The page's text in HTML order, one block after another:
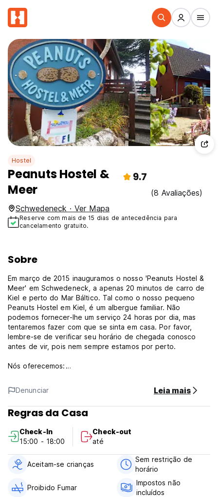
Hostel
Peanuts Hostel &
Meer
9.7
(8 Avaliações)
Schwedeneck · Ver Mapa
Reserve com mais de 15 dias de antecedência para
cancelamento gratuito.
Sobre
Em março de 2015 inauguramos o nosso 'Peanuts Hostel &
Meer' em Schwedeneck, a apenas 20 minutos de carro de
Kiel e perto do Mar Báltico. Tal como o nosso pequeno
Peanuts Hostel em Kiel, é um albergue familiar. Não
podemos fornecer-lhe um serviço 24 horas por dia, mas
tentaremos fazer com que se sinta em casa. Por favor,
lembre-se de verificar seu horário de chegada conosco
antes de vir, pois nem sempre estamos por perto.
Nós oferecemos:
-sala comum com livros e jogos, mas sem TV!
-'cestas de café da manhã' para fazer seu próprio café da
manhã mediante solicitação
-'alimentos de emergência', como massas, cereais,
-jardim com rede e churrasqueira
- Vista mar e brisa marítima
Entre Kiel e Eckernförde você está convidado a descobrir
Schwedeneck com sua linda paisagem e o mar sempre por
perto. Aqui ainda pode encontrar um local remoto para si e
também atividades à beira-mar, como mergulho ou surf.
Denunciar Leia mais
Regras da Casa
Check-In
15:00 - 18:00
Check-out
até
Aceitam-se crianças
Sem restrição de
horário
Proibido Fumar
Impostos não
incluídos